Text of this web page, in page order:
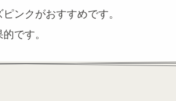
ンクがおすすめです。
です。